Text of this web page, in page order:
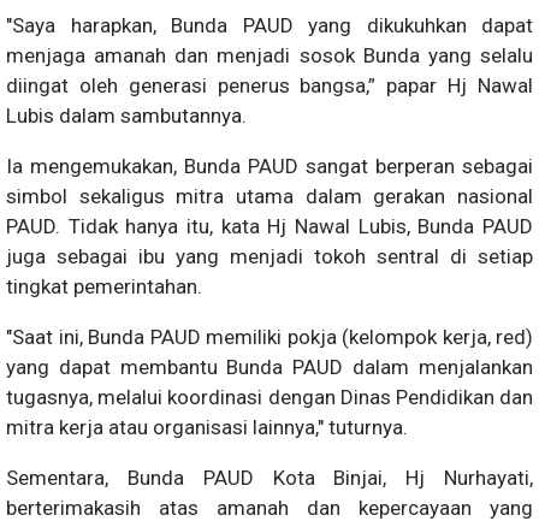
"Saya harapkan, Bunda PAUD yang dikukuhkan dapat
menjaga amanah dan menjadi sosok Bunda yang selalu
diingat oleh generasi penerus bangsa,” papar Hj Nawal
Lubis dalam sambutannya.
Ia mengemukakan, Bunda PAUD sangat berperan sebagai
simbol sekaligus mitra utama dalam gerakan nasional
PAUD. Tidak hanya itu, kata Hj Nawal Lubis, Bunda PAUD
juga sebagai ibu yang menjadi tokoh sentral di setiap
tingkat pemerintahan.
"Saat ini, Bunda PAUD memiliki pokja (kelompok kerja, red)
yang dapat membantu Bunda PAUD dalam menjalankan
tugasnya, melalui koordinasi dengan Dinas Pendidikan dan
mitra kerja atau organisasi lainnya," tuturnya.
Sementara, Bunda PAUD Kota Binjai, Hj Nurhayati,
berterimakasih atas amanah dan kepercayaan yang